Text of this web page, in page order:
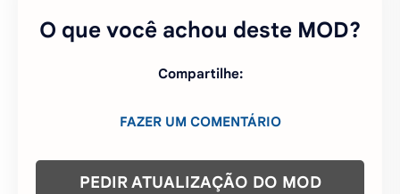
O que você achou deste MOD?
Compartilhe:
FAZER UM COMENTÁRIO
PEDIR ATUALIZAÇÃO DO MOD